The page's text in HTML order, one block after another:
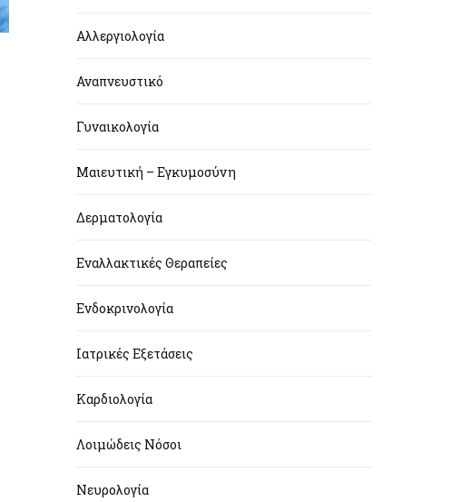
Αλλεργιολογία
Αναπνευστικό
Γυναικολογία
Μαιευτική – Εγκυμοσύνη
Δερματολογία
Εναλλακτικές Θεραπείες
Ενδοκρινολογία
Ιατρικές Εξετάσεις
Καρδιολογία
Λοιμώδεις Νόσοι
Νευρολογία